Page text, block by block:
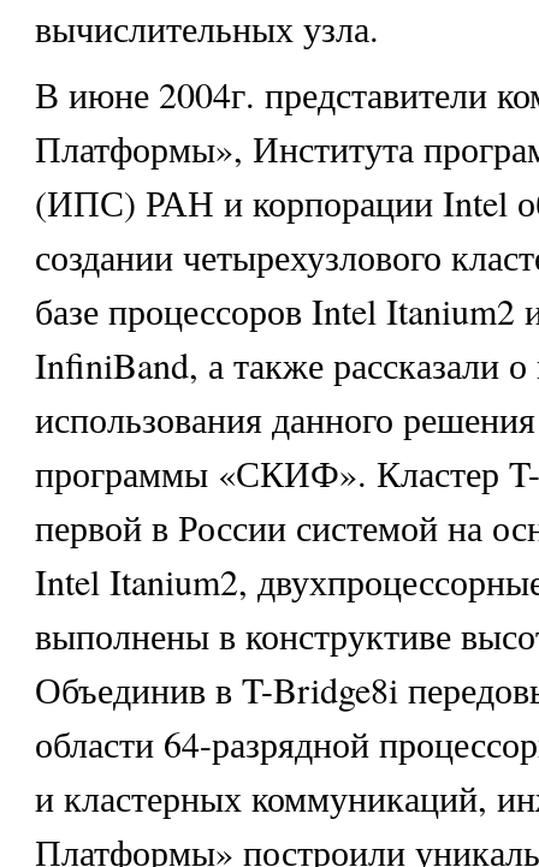
вычислительных узла.
В июне 2004г. представители
Платформы», Института
(ИПС) РАН и корпорации Intel
создании четырехузлового
базе процессоров Intel Itanium2
InfiniBand, а также рассказали о
использования данного
программы «СКИФ». Кластер
первой в России системой на
Intel Itanium2,
выполнены в конструктиве
Объединив в T-Bridge8i
области 64-разрядной
и кластерных коммуникаций,
Платформы» построили